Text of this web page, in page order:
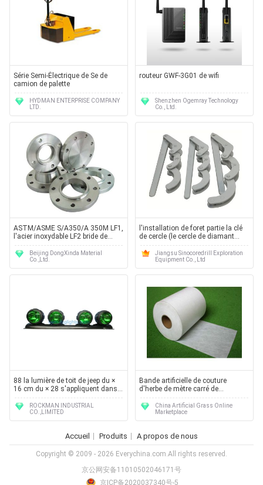
Série Semi-Électrique de Se de
camion de palette
HYDMAN ENTERPRISE COMPANY
LTD.
routeur GWF-3G01 de wifi
Shenzhen Ogemray Technology
Co., Ltd.
ASTM/ASME S/A350/A 350M LF1,
l'acier inoxydable LF2 bride de
longues brides de cou de soudure
Beijing DongXinda Material
Co.,Ltd.
l'installation de foret partie la clé
de cercle (le cercle de diamant
arrache des clés de cercle de
carbure enfermant des clés de
cercle)
Jiangsu Sinocoredrill Exploration
Equipment Co., Ltd
88 la lumière de toit de jeep du ×
16 cm du × 28 s'appliquent dans
4x4, SUV, jeep, camion, tracteur et
chariot de golf
ROCKMAN INDUSTRIAL
CO.,LIMITED
Bande artificielle de couture
d'herbe de mètre carré de
revêtement d'étang de tissu de
résistance à l'eau pour la bande
commune
China Artificial Grass Online
Marketplace
Accueil Produits A propos de nous
Copyright © 2009 - 2026 Everychina.com.All rights reserved.
京公网安备11010502046171号
京ICP备2020037340号-5